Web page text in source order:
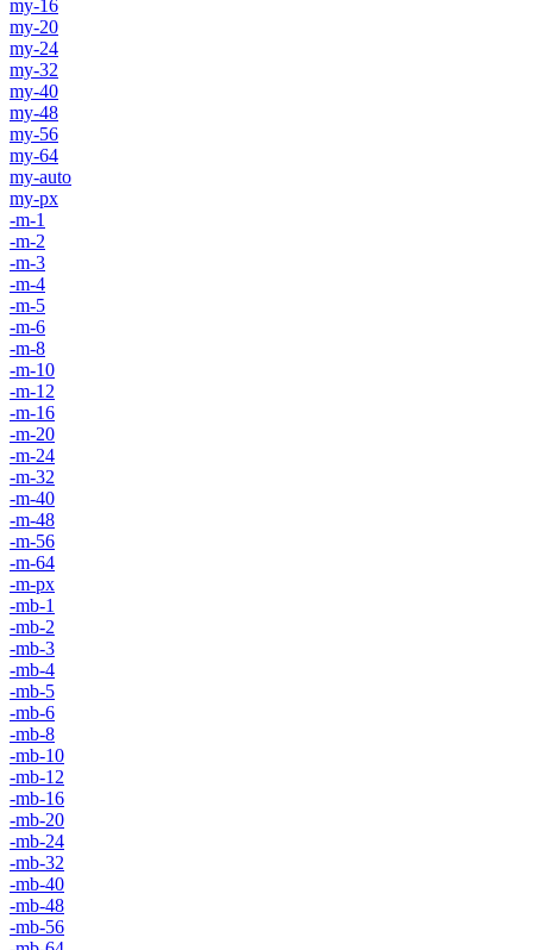
my-16
my-20
my-24
my-32
my-40
my-48
my-56
my-64
my-auto
my-px
-m-1
-m-2
-m-3
-m-4
-m-5
-m-6
-m-8
-m-10
-m-12
-m-16
-m-20
-m-24
-m-32
-m-40
-m-48
-m-56
-m-64
-m-px
-mb-1
-mb-2
-mb-3
-mb-4
-mb-5
-mb-6
-mb-8
-mb-10
-mb-12
-mb-16
-mb-20
-mb-24
-mb-32
-mb-40
-mb-48
-mb-56